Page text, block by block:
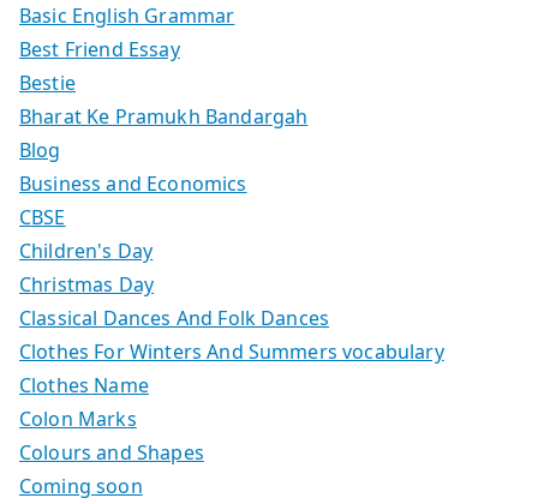
Basic English Grammar
Best Friend Essay
Bestie
Bharat Ke Pramukh Bandargah
Blog
Business and Economics
CBSE
Children's Day
Christmas Day
Classical Dances And Folk Dances
Clothes For Winters And Summers vocabulary
Clothes Name
Colon Marks
Colours and Shapes
Coming soon